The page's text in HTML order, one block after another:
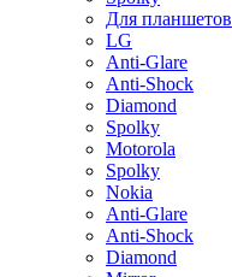
Для планшетов
LG
Anti-Glare
Anti-Shock
Diamond
Spolky
Motorola
Spolky
Nokia
Anti-Glare
Anti-Shock
Diamond